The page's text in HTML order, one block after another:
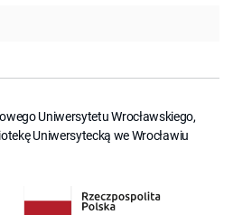
Uniwersytetu Wrocławskiego,
Uniwersytecką we Wrocławiu